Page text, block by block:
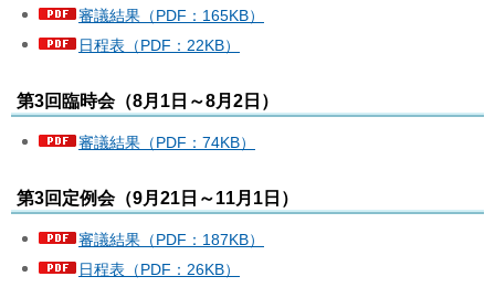
審議結果（PDF：165KB）
日程表（PDF：22KB）
第3回臨時会（8月1日～8月2日）
審議結果（PDF：74KB）
第3回定例会（9月21日～11月1日）
審議結果（PDF：187KB）
日程表（PDF：26KB）